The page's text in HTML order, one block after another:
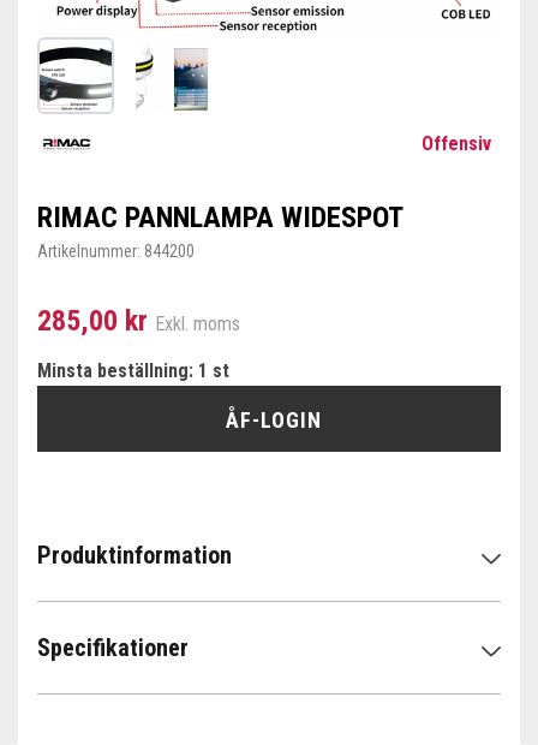
Offensiv
RIMAC PANNLAMPA WIDESPOT
Artikelnummer: 844200
285,00 kr Exkl. moms
Minsta beställning: 1 st
ÅF-LOGIN
Produktinformation
Specifikationer